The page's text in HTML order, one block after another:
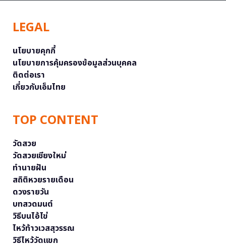
LEGAL
นโยบายคุกกี้
นโยบายการคุ้มครองข้อมูลส่วนบุคคล
ติดต่อเรา
เกี่ยวกับเอ็มไทย
TOP CONTENT
วัดสวย
วัดสวยเชียงใหม่
ทำนายฝัน
สถิติหวยรายเดือน
ดวงรายวัน
บทสวดมนต์
วิธีบนไอ้ไข่
ไหว้ท้าวเวสสุวรรณ
วิธีไหว้วัดแขก